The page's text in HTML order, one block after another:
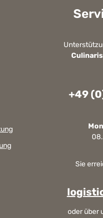
Culinaris
+49
Sie
oder über